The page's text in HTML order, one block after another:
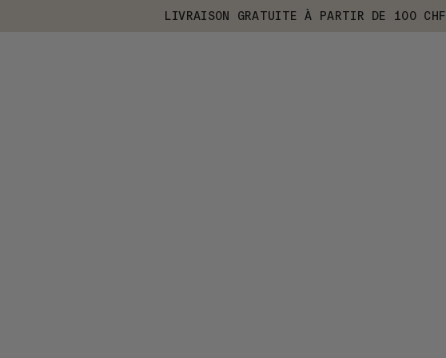
LIVRAISON GRATUITE À PARTIR DE 100 CHF